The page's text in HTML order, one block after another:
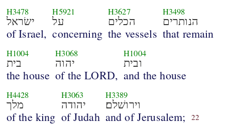
H3478
ישׂראל
of Israel,
H5921
על
concerning
H3627
הכלים
the vessels
H3498
הנותרים
that remain
H1004
בית
the house
H3068
יהוה
of the LORD,
H1004
ובית
and the house
H4428
מלך
of the king
H3063
יהודה
of Judah
H3389
וירושׁלם׃
and of Jerusalem; 22